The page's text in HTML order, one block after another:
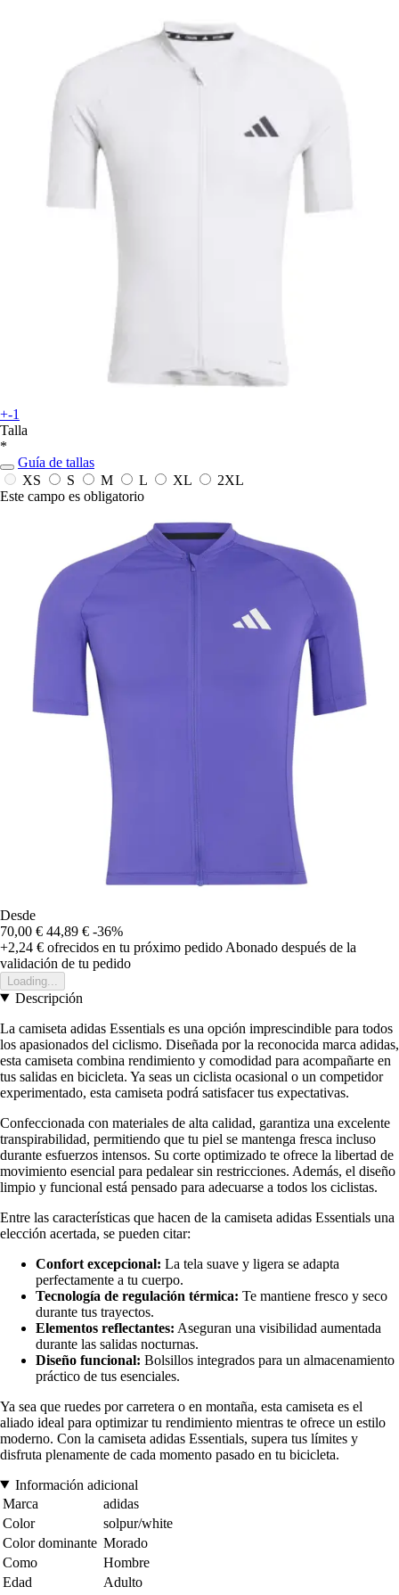
+-1
Talla
*
Guía de tallas
XS
S M L XL
2XL
Este campo es obligatorio
Desde
70,00 € 44,89 € -36%
+2,24 € ofrecidos en tu próximo pedido Abonado después de la
validación de tu pedido
Loading...
Descripción
La camiseta adidas Essentials es una opción imprescindible para todos
los apasionados del ciclismo. Diseñada por la reconocida marca adidas,
esta camiseta combina rendimiento y comodidad para acompañarte en
tus salidas en bicicleta. Ya seas un ciclista ocasional o un competidor
experimentado, esta camiseta podrá satisfacer tus expectativas.
Confeccionada con materiales de alta calidad, garantiza una excelente
transpirabilidad, permitiendo que tu piel se mantenga fresca incluso
durante esfuerzos intensos. Su corte optimizado te ofrece la libertad de
movimiento esencial para pedalear sin restricciones. Además, el diseño
limpio y funcional está pensado para adecuarse a todos los ciclistas.
Entre las características que hacen de la camiseta adidas Essentials una
elección acertada, se pueden citar:
Confort excepcional: La tela suave y ligera se adapta
perfectamente a tu cuerpo.
Tecnología de regulación térmica: Te mantiene fresco y seco
durante tus trayectos.
Elementos reflectantes: Aseguran una visibilidad aumentada
durante las salidas nocturnas.
Diseño funcional: Bolsillos integrados para un almacenamiento
práctico de tus esenciales.
Ya sea que ruedes por carretera o en montaña, esta camiseta es el
aliado ideal para optimizar tu rendimiento mientras te ofrece un estilo
moderno. Con la camiseta adidas Essentials, supera tus límites y
disfruta plenamente de cada momento pasado en tu bicicleta.
Información adicional
Marca
adidas
Color
solpur/white
Color dominante Morado
Como
Hombre
Edad
Adulto